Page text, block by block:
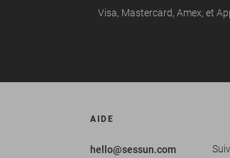
Visa, Mastercard, Amex, et
AIDE
hello@sessun.com